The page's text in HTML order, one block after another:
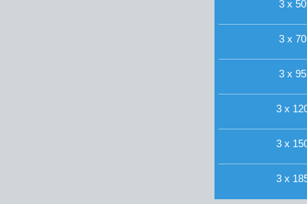
3 x
3 x
3 x
3 x
3 x
3 x